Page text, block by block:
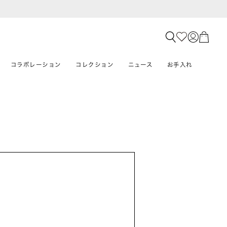
コラボレーション コレクション ニュース お手入れ